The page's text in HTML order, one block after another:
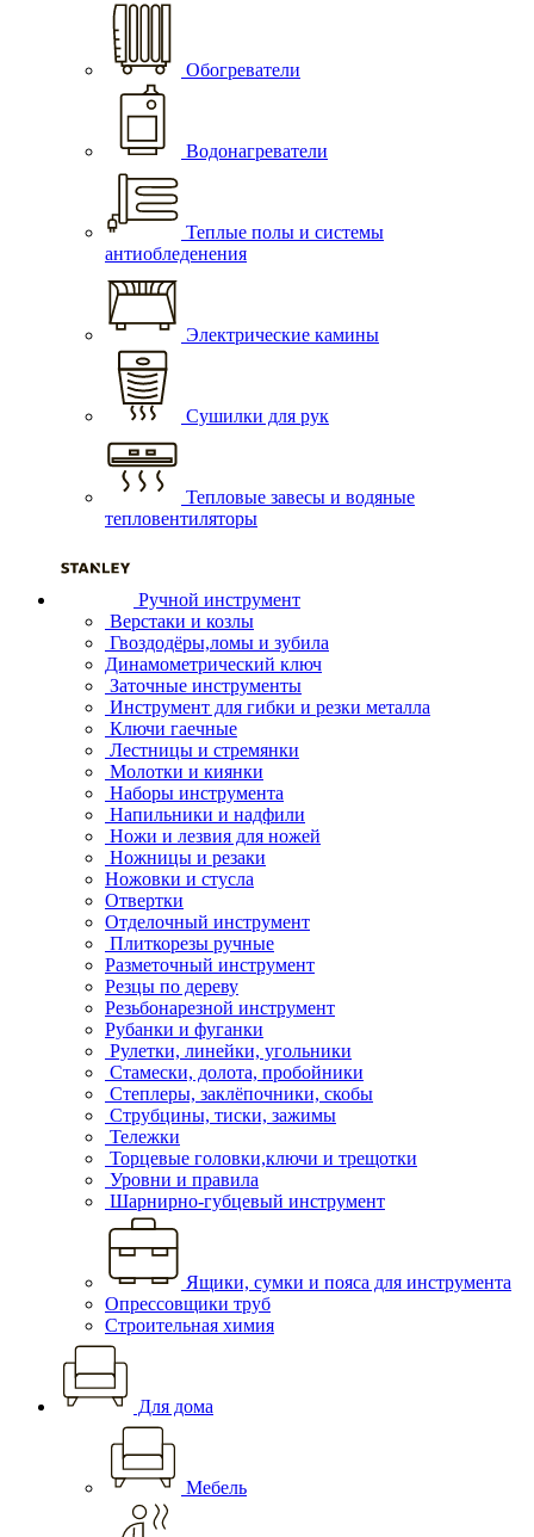
Обогреватели
Водонагреватели
Теплые полы и системы
антиобледенения
Электрические камины
Сушилки для рук
Тепловые завесы и водяные
тепловентиляторы
Ручной инструмент
Верстаки и козлы
Гвоздодёры,ломы и зубила
Динамометрический ключ
Заточные инструменты
Инструмент для гибки и резки металла
Ключи гаечные
Лестницы и стремянки
Молотки и киянки
Наборы инструмента
Напильники и надфили
Ножи и лезвия для ножей
Ножницы и резаки
Ножовки и стусла
Отвертки
Отделочный инструмент
Плиткорезы ручные
Разметочный инструмент
Резцы по дереву
Резьбонарезной инструмент
Рубанки и фуганки
Рулетки, линейки, угольники
Стамески, долота, пробойники
Степлеры, заклёпочники, скобы
Струбцины, тиски, зажимы
Тележки
Торцевые головки,ключи и трещотки
Уровни и правила
Шарнирно-губцевый инструмент
Ящики, сумки и пояса для инструмента
Опрессовщики труб
Строительная химия
Для дома
Мебель